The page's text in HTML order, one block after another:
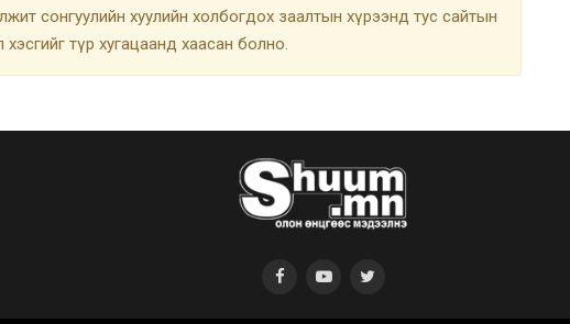
сонгуулийн хуулийн холбогдох заалтын хүрээнд тус сайтын
хэсгийг түр хугацаанд хаасан болно.